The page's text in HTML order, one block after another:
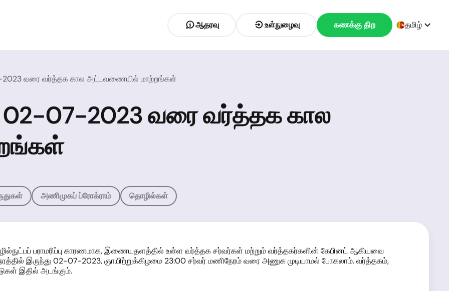
ஆதரவு உள்நுழைவு கணக்கு திற தமிழ்
வரை வர்த்தக கால அட்டவணையில் மாற்றங்கள்
07-2023 வரை வர்த்தக கால
அணிமுகப் ப்ரோக்ராம் தொழில்கள்
பராமரிப்பு காரணமாக, இணையதளத்தில் உள்ள வர்த்தக சர்வர்கள் மற்றும் வர்த்தகர்களின் கேபினட் ஆகியவை
இருந்து 02-07-2023, ஞாயிற்றுக்கிழமை 23:00 சர்வர் மணிநேரம் வரை அணுக முடியாமல் போகலாம். வர்த்தகம்,
இதில் அடங்கும்.